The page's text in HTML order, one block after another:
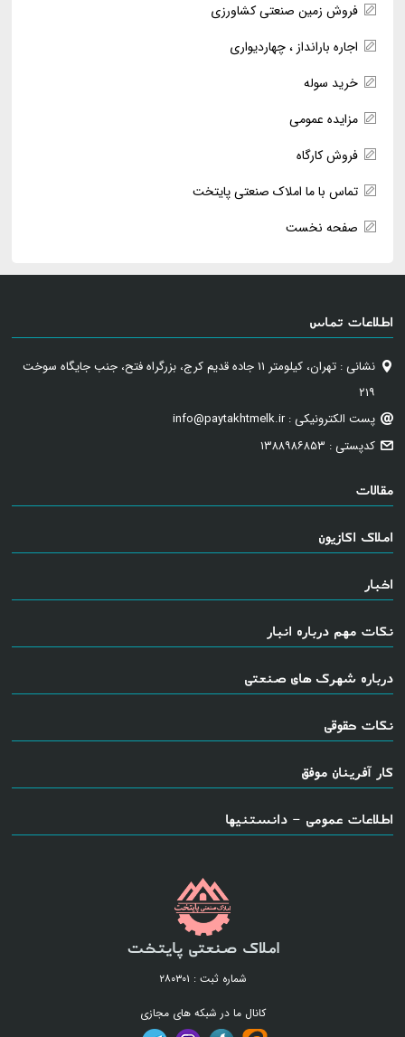
فروش زمین صنعتی کشاورزی
اجاره بارانداز ، چهاردیواری
خرید سوله
مزایده عمومی
فروش کارگاه
تماس با ما املاک صنعتی پایتخت
صفحه نخست
اطلاعات تماس
نشانی : تهران، کیلومتر ۱۱ جاده قدیم کرج، بزرگراه فتح، جنب جایگاه سوخت
۲۱۹
پست الکترونیکی : info@paytakhtmelk.ir
کدپستی : ۱۳۸۸۹۸۶۸۵۳
مقالات
املاک اکازیون
اخبار
نکات مهم درباره انبار
درباره شهرک های صنعتی
نکات حقوقی
کار آفرینان موفق
اطلاعات عمومی - دانستنیها
املاک صنعتی پایتخت
شماره ثبت : ۲۸۰۳۰۱
کانال ما در شبکه های مجازی